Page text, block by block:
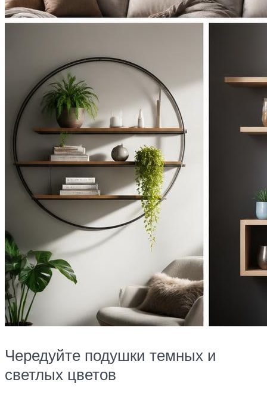
Чередуйте подушки темных и
светлых цветов